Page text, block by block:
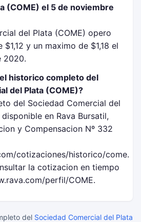
(COME) el 5 de noviembre
del Plata (COME) opero
y un maximo de $1,18 el
2020.
historico completo del
del Plata (COME)?
del Sociedad Comercial del
en Rava Bursatil,
y Compensacion Nº 332
cotizaciones/historico/come.
la cotizacion en tiempo
perfil/COME.
del Sociedad Comercial del Plata